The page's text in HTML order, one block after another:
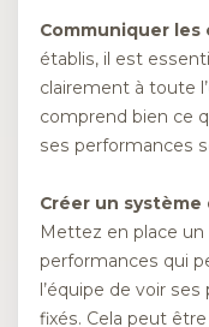
Communiquer
établis, il est
clairement à toute
comprend bien ce
ses performances
Créer un
Mettez en place
performances qui
l’équipe de voir
fixés. Cela peut